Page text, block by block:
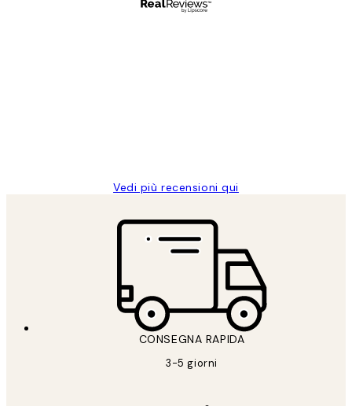
Vedi più recensioni qui
CONSEGNA RAPIDA
3-5 giorni